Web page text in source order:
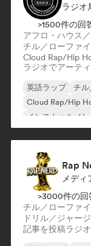
ラジオ
>1500件の回
アフロ・ハウス
チル／ローファ
Cloud Rap/Hip
ラジオでアーテ
英語ラップ
チル
Cloud Rap/Hip
インストゥルメ
Rap
>3000件の回
チル／ローファ
ドリル／ジャー
記事を投稿ラジ